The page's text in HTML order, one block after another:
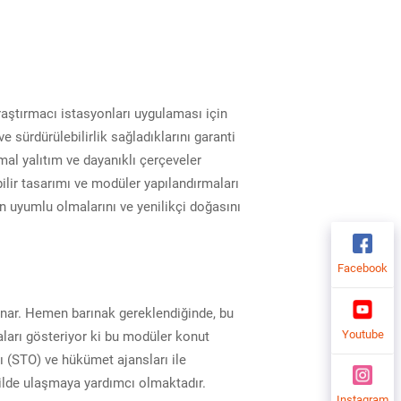
istasyonları uygulaması için
sürdürülebilirlik sağladıklarını garanti
yalıtım ve dayanıklı çerçeveler
tasarımı ve modüler yapılandırmaları
olmalarını ve yenilikçi doğasını
Hemen barınak gereklendiğinde, bu
gösteriyor ki bu modüler konut
ve hükümet ajansları ile
ulaşmaya yardımcı olmaktadır.
Facebook
Youtube